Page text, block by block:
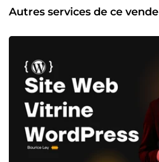
optimisation SEO technique,
Disponible pour : sites vitrines pro,
Autres services de ce